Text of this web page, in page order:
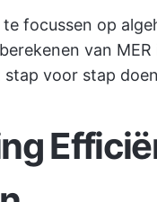
focussen op
van
stap voor stap